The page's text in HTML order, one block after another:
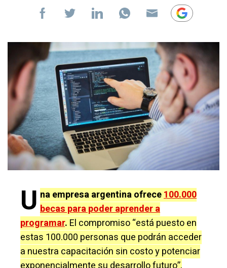
U na empresa argentina ofrece100.000
becas para poder aprender a
programar. El compromiso “está puesto en
estas 100.000 personas que podrán acceder
a nuestra capacitación sin costo y potenciar